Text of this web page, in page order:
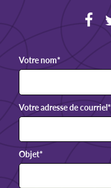
Votre nom*
Votre adresse de courriel*
Objet*